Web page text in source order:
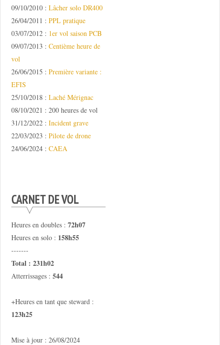
09/10/2010 : Lâcher solo DR400
26/04/2011 : PPL pratique
03/07/2012 : 1er vol saison PCB
09/07/2013 : Centième heure de
vol
26/06/2015 : Première variante :
EFIS
25/10/2018 : Laché Mérignac
08/10/2021 : 200 heures de vol
31/12/2022 : Incident grave
22/03/2023 : Pilote de drone
24/06/2024 : CAEA
CARNET DE VOL
Heures en doubles : 72h07
Heures en solo : 158h55
-------
Total : 231h02
Atterrissages : 544
+Heures en tant que steward :
123h25
Mise à jour : 26/08/2024